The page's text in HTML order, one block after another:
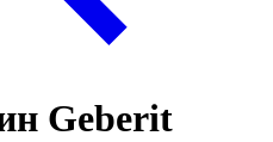
Geberit